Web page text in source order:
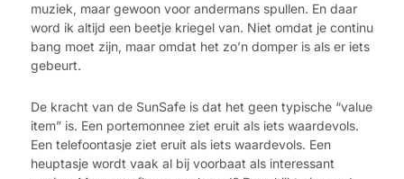
muziek, maar gewoon voor andermans spullen. En daar
word ik altijd een beetje kriegel van. Niet omdat je continu
bang moet zijn, maar omdat het zo’n domper is als er iets
gebeurt.
De kracht van de SunSafe is dat het geen typische “value
item” is. Een portemonnee ziet eruit als iets waardevols.
Een telefoontasje ziet eruit als iets waardevols. Een
heuptasje wordt vaak al bij voorbaat als interessant